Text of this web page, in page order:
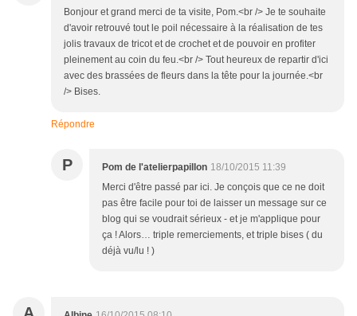
Bonjour et grand merci de ta visite, Pom.<br /> Je te souhaite
d'avoir retrouvé tout le poil nécessaire à la réalisation de tes
jolis travaux de tricot et de crochet et de pouvoir en profiter
pleinement au coin du feu.<br /> Tout heureux de repartir d'ici
avec des brassées de fleurs dans la tête pour la journée.<br
/> Bises.
Répondre
P Pom de l'atelierpapillon 18/10/2015 11:39
Merci d'être passé par ici. Je conçois que ce ne doit
pas être facile pour toi de laisser un message sur ce
blog qui se voudrait sérieux - et je m'applique pour
ça ! Alors… triple remerciements, et triple bises ( du
déjà vu/lu ! )